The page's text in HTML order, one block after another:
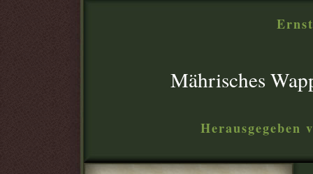
Mährisches